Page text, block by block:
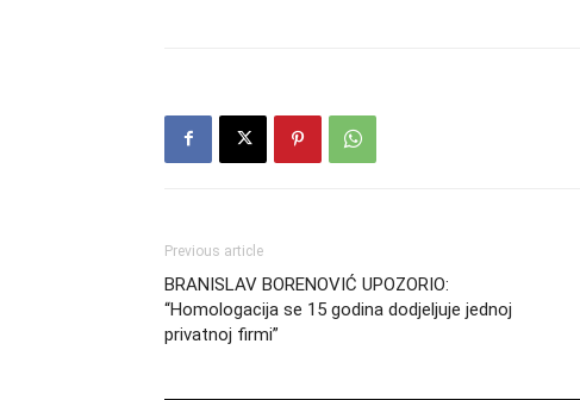
Previous article
BRANISLAV BORENOVIĆ UPOZORIO:
“Homologacija se 15 godina dodjeljuje jednoj
privatnoj firmi”